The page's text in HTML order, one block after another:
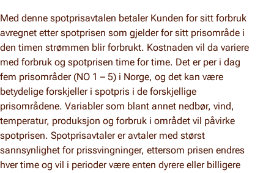
Med denne spotprisavtalen betaler Kunden for sitt forbruk
avregnet etter spotprisen som gjelder for sitt prisområde i
den timen strømmen blir forbrukt. Kostnaden vil da variere
med forbruk og spotprisen time for time. Det er per i dag
fem prisområder (NO 1 – 5) i Norge, og det kan være
betydelige forskjeller i spotpris i de forskjellige
prisområdene. Variabler som blant annet nedbør, vind,
temperatur, produksjon og forbruk i området vil påvirke
spotprisen. Spotprisavtaler er avtaler med størst
sannsynlighet for prissvingninger, ettersom prisen endres
hver time og vil i perioder være enten dyrere eller billigere